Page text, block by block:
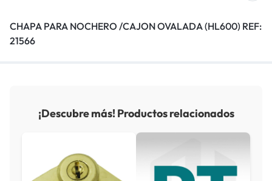
CHAPA PARA NOCHERO /CAJON OVALADA (HL600) REF:
21566
¡Descubre más! Productos relacionados